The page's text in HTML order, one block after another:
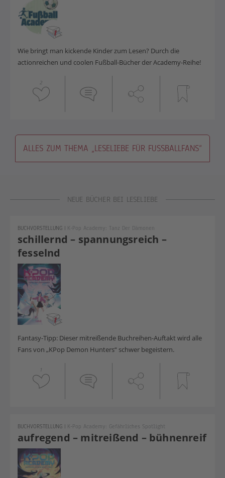
Wie bringt man kickende Kinder zum Lesen? Durch die
actionreichen und coolen Fußball-Bücher der Academy-Reihe!
2
ALLES ZUM THEMA „LESELIEBE FÜR FUSSBALLFANS“
NEUE BÜCHER BEI LESELIEBE
schillernd – spannungsreich –
fesselnd
BUCHVORSTELLUNG | K-Pop Academy: Tanz Der Dämonen
Fantasy-Tipp: Dieser mitreißende Buchreihen-Auftakt wird alle
Fans von „KPop Demon Hunters“ schwer begeistern.
1
aufregend – mitreißend – bühnenreif
BUCHVORSTELLUNG | K-Pop Academy: Gefährliches Spotlight